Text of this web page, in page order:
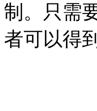
制。只需
者可以得